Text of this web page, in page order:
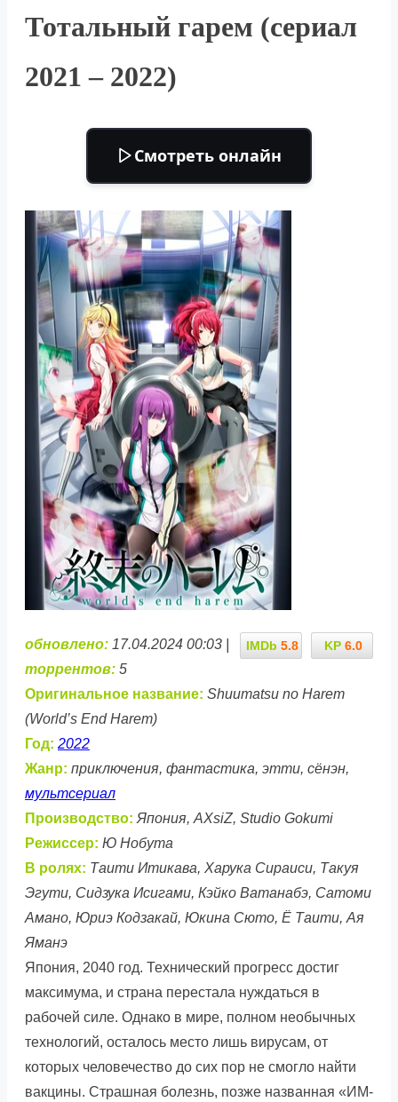
Тотальный гарем (сериал
2021 – 2022)
Смотреть онлайн
KP 6.0
IMDb 5.8
обновлено: 17.04.2024 00:03 |
торрентов: 5
Оригинальное название: Shuumatsu no Harem
(World’s End Harem)
Год: 2022
Жанр: приключения, фантастика, этти, сёнэн,
мультсериал
Производство: Япония, AXsiZ, Studio Gokumi
Режиссер: Ю Нобута
В ролях: Таити Итикава, Харука Сираиси, Такуя
Эгути, Сидзука Исигами, Кэйко Ватанабэ, Сатоми
Амано, Юриэ Кодзакай, Юкина Сюто, Ё Таити, Ая
Яманэ
Япония, 2040 год. Технический прогресс достиг
максимума, и страна перестала нуждаться в
рабочей силе. Однако в мире, полном необычных
технологий, осталось место лишь вирусам, от
которых человечество до сих пор не смогло найти
вакцины. Страшная болезнь, позже названная «ИМ-